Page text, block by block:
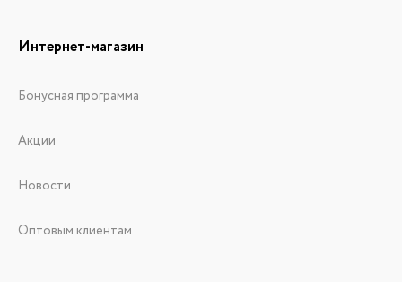
Интернет-магазин
Бонусная программа
Акции
Новости
Оптовым клиентам